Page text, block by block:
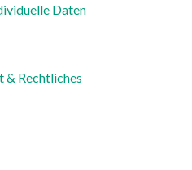
Daten
& Rechtliches